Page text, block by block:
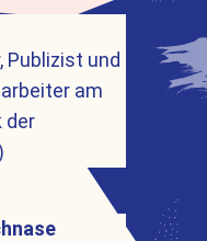
und
am
der